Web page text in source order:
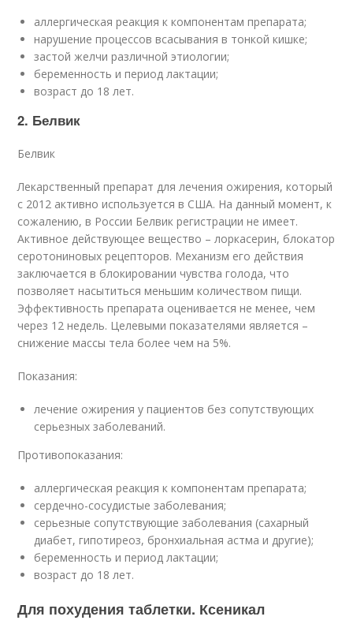
аллергическая реакция к компонентам препарата;
нарушение процессов всасывания в тонкой кишке;
застой желчи различной этиологии;
беременность и период лактации;
возраст до 18 лет.
2. Белвик
Белвик
Лекарственный препарат для лечения ожирения, который
с 2012 активно используется в США. На данный момент, к
сожалению, в России Белвик регистрации не имеет.
Активное действующее вещество – лоркасерин, блокатор
серотониновых рецепторов. Механизм его действия
заключается в блокировании чувства голода, что
позволяет насытиться меньшим количеством пищи.
Эффективность препарата оценивается не менее, чем
через 12 недель. Целевыми показателями является –
снижение массы тела более чем на 5%.
Показания:
лечение ожирения у пациентов без сопутствующих
серьезных заболеваний.
Противопоказания:
аллергическая реакция к компонентам препарата;
сердечно-сосудистые заболевания;
серьезные сопутствующие заболевания (сахарный
диабет, гипотиреоз, бронхиальная астма и другие);
беременность и период лактации;
возраст до 18 лет.
Для похудения таблетки. Ксеникал